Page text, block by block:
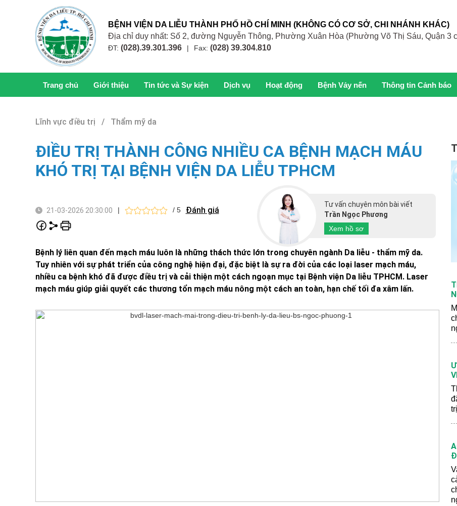
BỆNH VIỆN DA LIỄU THÀNH PHỐ HỒ CHÍ MINH (KHÔNG CÓ CƠ SỞ, CHI NHÁNH KHÁC)
Địa chỉ duy nhất: Số 2, đường Nguyễn Thông, Phường Xuân Hòa (Phường Võ Thị Sáu, Quận 3
ĐT: (028).39.301.396 | Fax: (028) 39.304.810
Trang chủ Giới thiệu Tin tức và Sự kiện Dịch vụ Hoạt động Bệnh Vảy nến Thông tin Cảnh báo
Lĩnh vực điều trị / Thẩm mỹ da
ĐIỀU TRỊ THÀNH CÔNG NHIỀU CA BỆNH MẠCH MÁU
KHÓ TRỊ TẠI BỆNH VIỆN DA LIỄU TPHCM
21-03-2026 20:30:00 | / 5 Đánh giá
Tư vấn chuyên môn bài viết
Trần Ngọc Phương
Xem hồ sơ
Bệnh lý liên quan đến mạch máu luôn là những thách thức lớn trong chuyên ngành Da liễu - thẩm mỹ da.
Tuy nhiên với sự phát triển của công nghệ hiện đại, đặc biệt là sự ra đời của các loại laser mạch máu,
nhiều ca bệnh khó đã được điều trị và cải thiện một cách ngoạn mục tại Bệnh viện Da liễu TPHCM. Laser
mạch máu giúp giải quyết các thương tổn mạch máu nông một cách an toàn, hạn chế tối đa xâm lấn.